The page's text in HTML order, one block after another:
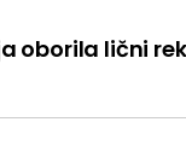
oborila lični